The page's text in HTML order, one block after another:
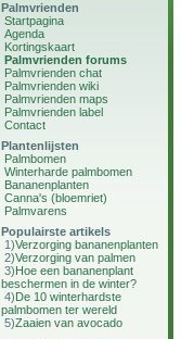
Palmvrienden
Startpagina
Agenda
Kortingskaart
Palmvrienden forums
Palmvrienden chat
Palmvrienden wiki
Palmvrienden maps
Palmvrienden label
Contact
Plantenlijsten
Palmbomen
Winterharde palmbomen
Bananenplanten
Canna's (bloemriet)
Palmvarens
Populairste artikels
1)Verzorging bananenplanten
2)Verzorging van palmen
3)Hoe een bananenplant
beschermen in de winter?
4)De 10 winterhardste
palmbomen ter wereld
5)Zaaien van avocado